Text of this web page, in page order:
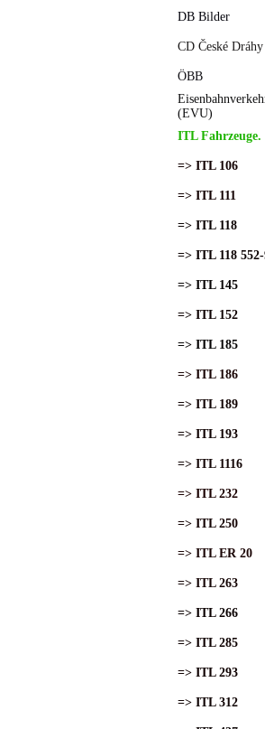
DB Bilder
CD České Dráhy
ÖBB
(EVU)
ITL Fahrzeuge.
=> ITL 106
=> ITL 111
=> ITL 118
=> ITL 118
=> ITL 145
=> ITL 152
=> ITL 185
=> ITL 186
=> ITL 189
=> ITL 193
=> ITL 1116
=> ITL 232
=> ITL 250
=> ITL ER 20
=> ITL 263
=> ITL 266
=> ITL 285
=> ITL 293
=> ITL 312